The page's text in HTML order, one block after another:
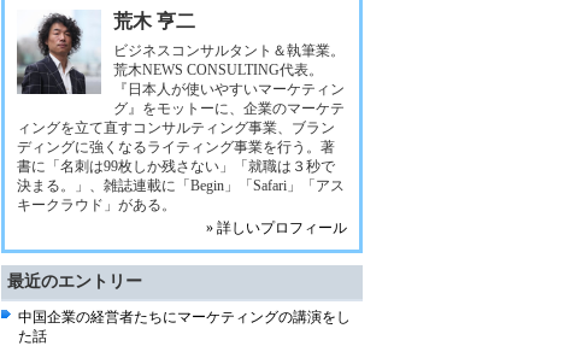
荒木 亨二
ビジネスコンサルタント＆執筆業。
荒木NEWS CONSULTING代表。
『日本人が使いやすいマーケティン
グ』をモットーに、企業のマーケテ
ィングを立て直すコンサルティング事業、ブラン
ディングに強くなるライティング事業を行う。著
書に「名刺は99枚しか残さない」「就職は３秒で
決まる。」、雑誌連載に「Begin」「Safari」「アス
キークラウド」がある。
» 詳しいプロフィール
最近のエントリー
中国企業の経営者たちにマーケティングの講演をし
た話